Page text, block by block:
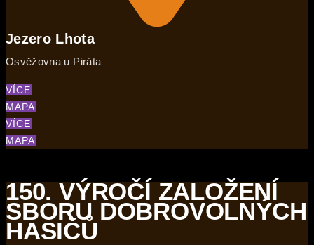
Jezero Lhota
Osvěžovna u Piráta
VÍCE
MAPA
VÍCE
MAPA
150. VÝROČÍ ZALOŽENÍ
SBORU DOBROVOLNÝCH
HASIČŮ